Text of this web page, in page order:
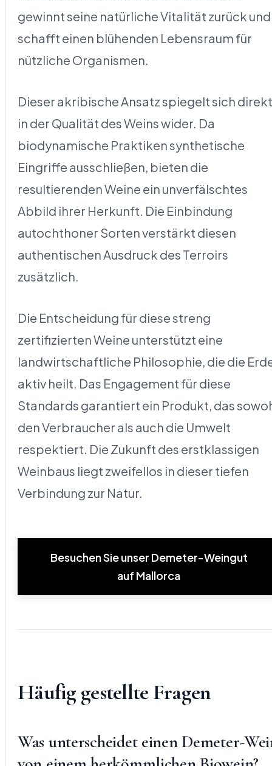
gewinnt seine natürliche Vitalität zurück und
schafft einen blühenden Lebensraum für
nützliche Organismen.
Dieser akribische Ansatz spiegelt sich direkt
in der Qualität des Weins wider. Da
biodynamische Praktiken synthetische
Eingriffe ausschließen, bieten die
resultierenden Weine ein unverfälschtes
Abbild ihrer Herkunft. Die Einbindung
autochthoner Sorten verstärkt diesen
authentischen Ausdruck des Terroirs
zusätzlich.
Die Entscheidung für diese streng
zertifizierten Weine unterstützt eine
landwirtschaftliche Philosophie, die die
aktiv heilt. Das Engagement für diese
Standards garantiert ein Produkt, das
den Verbraucher als auch die Umwelt
respektiert. Die Zukunft des erstklassigen
Weinbaus liegt zweifellos in dieser tiefen
Verbindung zur Natur.
Besuchen Sie unser Demeter-Weingut
auf Mallorca
Häufig gestellte Fragen
Was unterscheidet einen Demeter-